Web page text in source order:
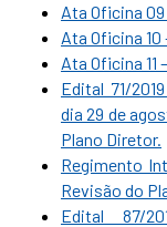
Ata Oficina
Ata Oficina 10
Ata Oficina 11
Edital 71/
dia 29 de
Plano Diretor.
Regimento
Revisão do
Edital 87/